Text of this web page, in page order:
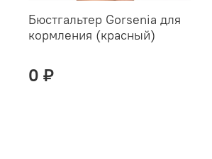
Бюстгальтер Gorsenia для
кормления (красный)
0 ₽